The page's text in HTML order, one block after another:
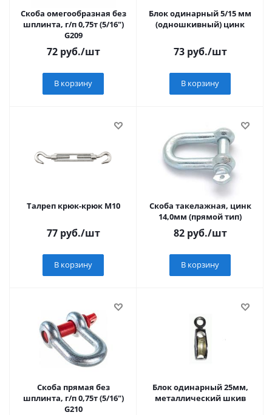
Скоба омегообразная без
шплинта, г/п 0,75т (5/16")
G209
72руб./шт
В корзину
Блок одинарный 5/15 мм
(одношкивный) цинк
73руб./шт
В корзину
Талреп крюк-крюк М10
77руб./шт
В корзину
Скоба такелажная, цинк
14,0мм (прямой тип)
82руб./шт
В корзину
Скоба прямая без
шплинта, г/п 0,75т (5/16")
G210
Блок одинарный 25мм,
металлический шкив